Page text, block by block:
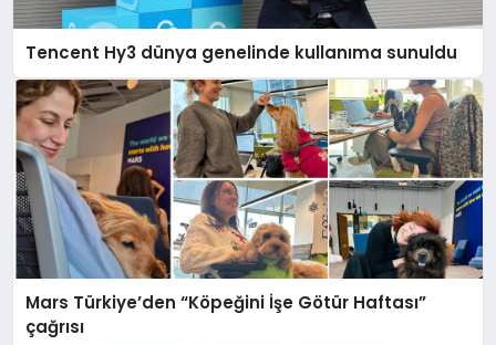
Tencent Hy3 dünya genelinde kullanıma sunuldu
Mars Türkiye’den “Köpeğini İşe Götür Haftası”
çağrısı